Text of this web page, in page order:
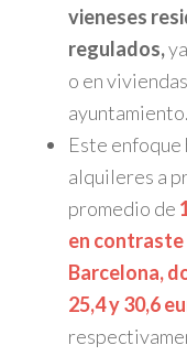
vieneses
regulados,
o en
ayuntamiento.
Este
alquileres a
promedio de
en contraste
Barcelona,
25,4 y 30,6